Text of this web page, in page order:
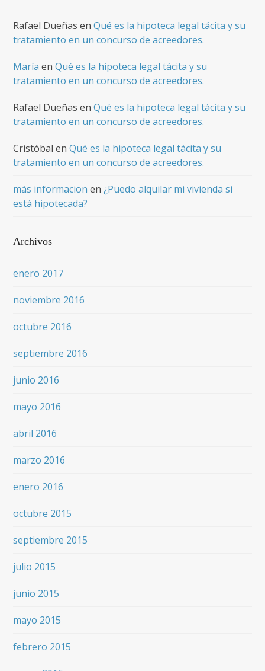
Rafael Dueñas enQué es la hipoteca legal tácita y su
tratamiento en un concurso de acreedores.
María enQué es la hipoteca legal tácita y su
tratamiento en un concurso de acreedores.
Rafael Dueñas enQué es la hipoteca legal tácita y su
tratamiento en un concurso de acreedores.
Cristóbal enQué es la hipoteca legal tácita y su
tratamiento en un concurso de acreedores.
más informacion en¿Puedo alquilar mi vivienda si
está hipotecada?
Archivos
enero 2017
noviembre 2016
octubre 2016
septiembre 2016
junio 2016
mayo 2016
abril 2016
marzo 2016
enero 2016
octubre 2015
septiembre 2015
julio 2015
junio 2015
mayo 2015
febrero 2015